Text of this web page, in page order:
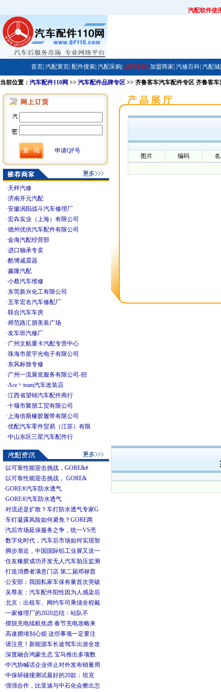
汽配软件使
首页| 汽配黄页| 配件搜索| 汽配采购| 品牌专区| 加盟商家| 汽修百科| 汽配城|
当前位置： 汽车配件110网 >> 汽车配件品牌专区 >> 齐鲁客车汽车配件专区 齐鲁客
申请QP号
·天秤汽修
·济南开元汽配
·安徽涡阳战斗汽车修理厂
·宏犇实业（上海）有限公司
·德州优供汽车配件有限公司
·金海汽配经营部
·进口轴承专卖
·酷博减震器
·鑫隆汽配
·小蔡汽车维修
·东莞新兴化工有限公司
·五常宏名汽车修配厂
·联合汽车车房
·师范路汇朋美装广场
·友车班汽修厂
·广州文航重卡汽配专营中心
·珠海市星宇光电子有限公司
·东风标致专修
·广州一流展览服务有限公司-招
·Ace丶team汽车改装店
·江西省望锦汽车配件商行
·十堰市聚朋工贸有限公司
·上海倍斯橡胶履带有限公司
·优配汽车零件贸易（江苏）有限
·中山东区三星汽车配件行
图片 编码
· 以可靠性能迎击挑战，GORE&#
· 以可靠性能迎击挑战， GORE&
·GORE®汽车防水透气
·GORE®汽车防水透气
·对流还是扩散？车灯防水透气专家G
·车灯凝露风险如何避免？GORE两
·汽后市场延保服务之争，统一VS壳
·数字化时代，汽车后市场如何实现智
· 脚步渐近，中国国际铝工业展又送一
·住友橡胶成功开发无人汽车胎压监测
·打造消费者满意门店 第二届邓禄普
·公安部：我国私家车保有量首次突破
·吴尊友：汽车配件阳性因为人感染后
·北京：出租车、网约车司乘须全程戴
·一家修理厂的2020总结：站队不
·摆脱充电续航焦虑 春节充电攻略来
·高速拥堵别心烦 这些事项一定要注
·请注意！新能源车长途驾车出游全攻
·深度融合鸿蒙生态 宝马推出多项数
·中汽协喊话企业停止对外发布销量周
·中保研碰撞测试最好的20款：坦克
·强强合作，比亚迪与中石化会擦出怎